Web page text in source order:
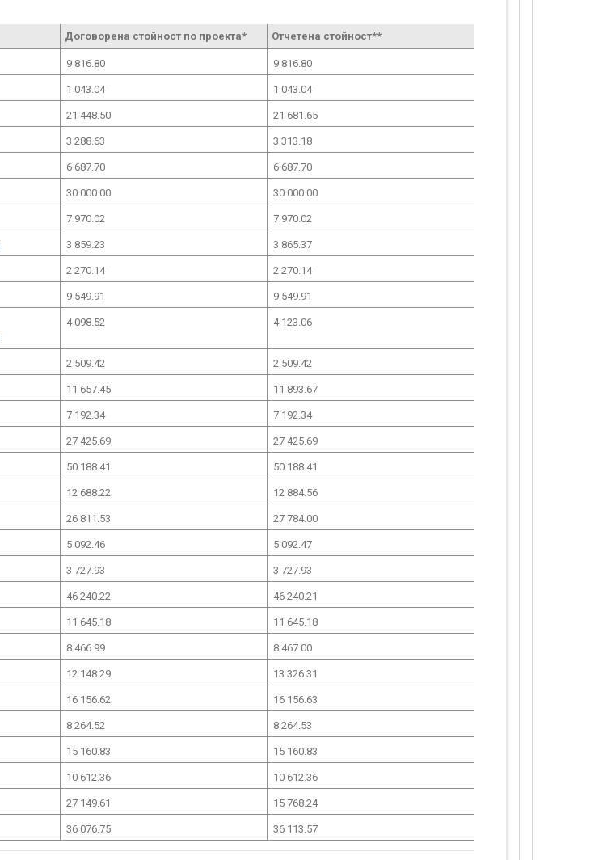
Договорена стойност по проекта* Отчетена стойност**
9 816.80 9 816.80
1 043.04 1 043.04
21 448.50 21 681.65
3 288.63 3 313.18
6 687.70 6 687.70
30 000.00 30 000.00
7 970.02 7 970.02
3 859.23 3 865.37
2 270.14 2 270.14
9 549.91 9 549.91
4 098.52 4 123.06
2 509.42 2 509.42
11 657.45 11 893.67
7 192.34 7 192.34
27 425.69 27 425.69
50 188.41 50 188.41
12 688.22 12 884.56
26 811.53 27 784.00
5 092.46 5 092.47
3 727.93 3 727.93
46 240.22 46 240.21
11 645.18 11 645.18
8 466.99 8 467.00
12 148.29 13 326.31
16 156.62 16 156.63
8 264.52 8 264.53
15 160.83 15 160.83
10 612.36 10 612.36
27 149.61 15 768.24
36 076.75 36 113.57